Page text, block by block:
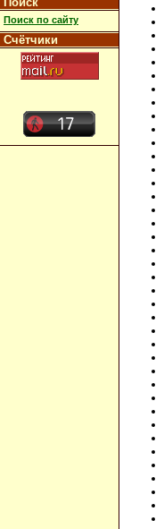
Поиск по сайту
Счётчики